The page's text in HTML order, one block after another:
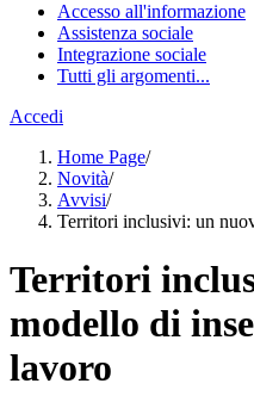
Accesso all'informazione
Assistenza sociale
Integrazione sociale
Tutti gli argomenti...
Accedi
Home Page/
Novità/
Avvisi/
Territori inclusivi: un
Territori
modello di
lavoro